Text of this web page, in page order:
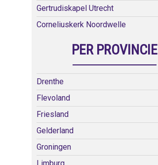
Gertrudiskapel Utrecht
Corneliuskerk Noordwelle
PER PROVINCIE
Drenthe
Flevoland
Friesland
Gelderland
Groningen